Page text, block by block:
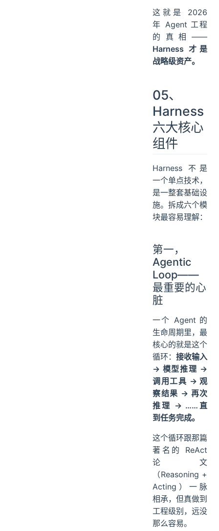
这就是 2026
年 Agent 工程
的真相——
Harness 才是
战略级资产。
05、
Harness
六大核心
组件
Harness 不是
一个单点技术，
是一整套基础设
施。拆成六个模
块最容易理解：
第一，
Agentic
Loop——
最重要的心
脏
一个 Agent 的
生命周期里，最
核心的就是这个
循环： 接收输入
→ 模型推理 →
调用工具 → 观
察结果 → 再次
推理 → ……直
到任务完成。
这个循环跟那篇
著名的 ReAct
论文
（Reasoning +
Acting）一脉
相承，但真做到
工程级别，远没
那么容易。